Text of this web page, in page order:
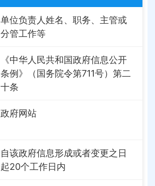
单位负责人姓名、职务、主管或
分管工作等
《中华人民共和国政府信息公开
条例》（国务院令第711号）第二
十条
政府网站
自该政府信息形成或者变更之日
起20个工作日内